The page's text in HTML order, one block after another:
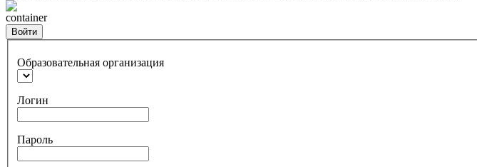
container
Войти
Образовательная организация
Логин
Пароль